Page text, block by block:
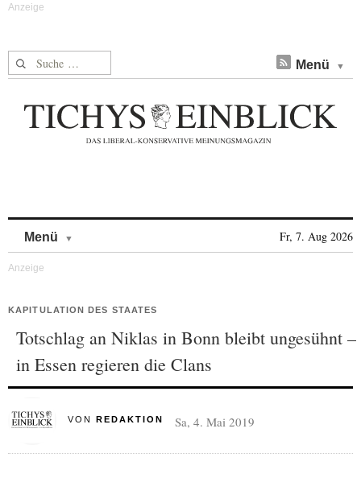
Suche nach: Menü
Menü Fr, 7. Aug 2026
KAPITULATION DES STAATES
Totschlag an Niklas in Bonn bleibt ungesühnt –
in Essen regieren die Clans
VON REDAKTION Sa, 4. Mai 2019